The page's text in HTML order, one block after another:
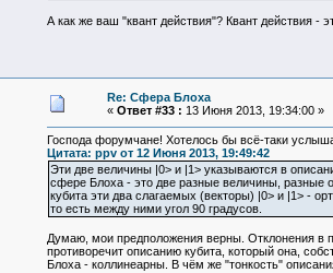
А как же ваш "квант действия"? Квант действия -
Re: Сфера Блоха
« Ответ #33 : 13 Июня 2013, 19:34:00 »
Господа форумчане! Хотелось бы всё-таки
Цитата: ppv от 12 Июня 2013, 19:49:42
Эти две величины |0> и |1> указываются в
сфере Блоха - это две разные величины, разные
кубита эти два слагаемых (векторы) |0> и |1> -
то есть между ними угол 90 градусов.
Думаю, мои предположения верны. Отклонения в
противоречит описанию кубита, который она,
Блоха - коллинеарны. В чём же "тонкость"